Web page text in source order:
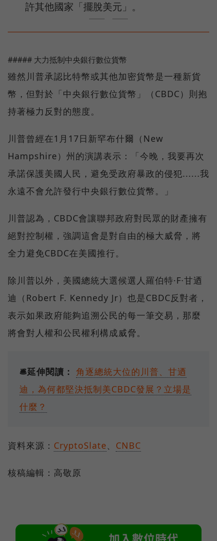
許其他國家「擺脫美元」。
##### 大力抵制中央銀行數位貨幣
雖然川普承認比特幣或其他加密貨幣是一種新貨
幣，但對於「中央銀行數位貨幣」（CBDC）則抱
持著極力反對的態度。
川普曾經在1月17日新罕布什爾（New
Hampshire）州的演講表示：「今晚，我要再次
承諾保護美國人民，避免受政府暴政的侵犯......我
永遠不會允許發行中央銀行數位貨幣。」
川普認為，CBDC會讓聯邦政府對民眾的財產擁有
絕對控制權，強調這會是對自由的極大威脅，將
全力避免CBDC在美國推行。
除川普以外，美國總統大選候選人羅伯特·F·甘迺
迪（Robert F. Kennedy Jr）也是CBDC反對者，
表示如果政府能夠追溯公民的每一筆交易，那麼
將會對人權和公民權利構成威脅。
🛎️延伸閱讀： 角逐總統大位的川普、甘迺
迪，為何都堅決抵制美CBDC發展？立場是
什麼？
資料來源： CryptoSlate、 CNBC
核稿編輯：高敬原